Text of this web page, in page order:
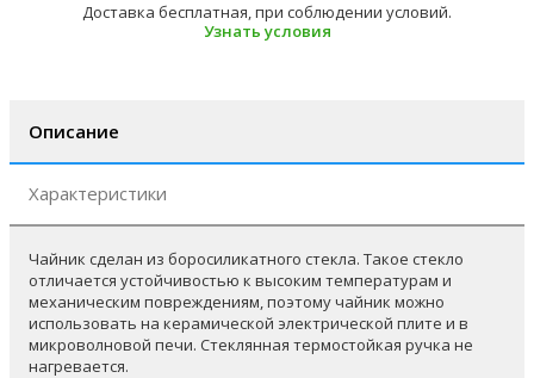
Доставка бесплатная, при соблюдении условий.
Узнать условия
Описание
Характеристики
Чайник сделан из боросиликатного стекла. Такое стекло
отличается устойчивостью к высоким температурам и
механическим повреждениям, поэтому чайник можно
использовать на керамической электрической плите и в
микроволновой печи. Стеклянная термостойкая ручка не
нагревается.